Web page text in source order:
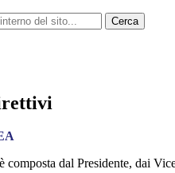
Cerca
composta dal Presidente, dai